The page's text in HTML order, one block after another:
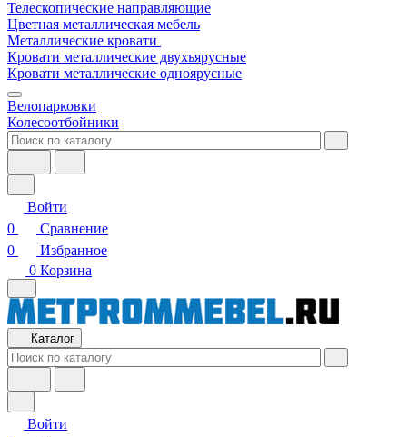
Телескопические направляющие
Цветная металлическая мебель
Металлические кровати
Кровати металлические двухъярусные
Кровати металлические одноярусные
Велопарковки
Колесоотбойники
Войти
0
Сравнение
0
Избранное
0 Корзина
Каталог
Войти